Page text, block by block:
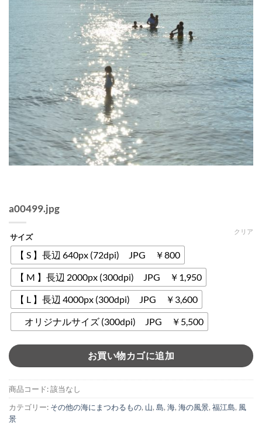
a00499.jpg
サイズ
【 S 】長辺 640px (72dpi) JPG ￥800
【 M 】長辺 2000px (300dpi) JPG ￥1,950
【 L 】長辺 4000px (300dpi) JPG ￥3,600
オリジナルサイズ (300dpi) JPG ￥5,500
クリア
お買い物カゴに追加
商品コード:該当なし
カテゴリー: その他の海にまつわるもの, 山, 島, 海, 海の風景, 福江島, 風
景